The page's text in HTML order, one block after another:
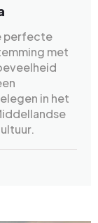
perfecte
met
in het